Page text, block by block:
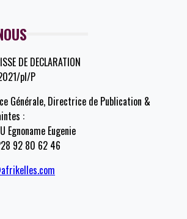
DE DECLARATION
pl/P
Générale, Directrice de Publication &
:
Egnoname Eugenie
92 80 62 46